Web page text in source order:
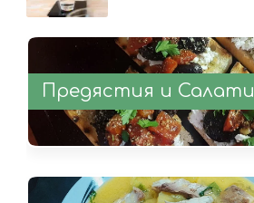
Предястия и Салати